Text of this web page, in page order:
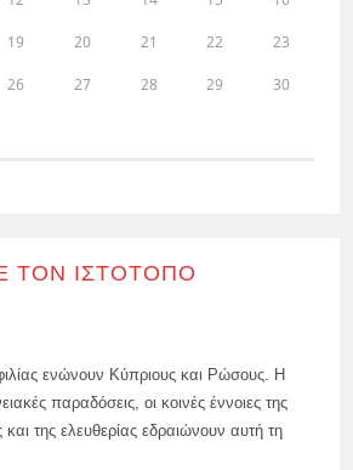
19 20 21 22 23
26 27 28 29 30
ΤΟΝ ΙΣΤΌΤΟΠΟ
ενώνουν Κύπριους και Ρώσους. Η
παραδόσεις, οι κοινές έννοιες της
και της ελευθερίας εδραιώνουν αυτή τη